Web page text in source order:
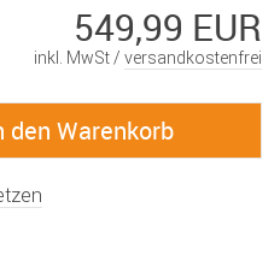
549,99 EUR
inkl. MwSt / versandkostenfrei